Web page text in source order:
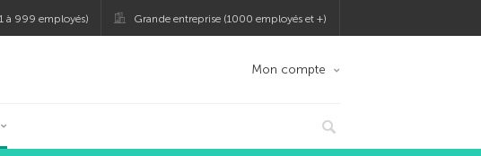
à 999 employés) Grande entreprise (1000 employés et +)
Mon compte